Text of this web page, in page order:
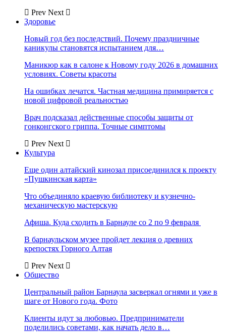
Prev Next
Здоровье
Новый год без последствий. Почему праздничные
каникулы становятся испытанием для…
Маникюр как в салоне к Новому году 2026 в домашних
условиях. Советы красоты
На ошибках лечатся. Частная медицина примиряется с
новой цифровой реальностью
Врач подсказал действенные способы защиты от
гонконгского гриппа. Точные симптомы
Prev Next
Культура
Еще один алтайский кинозал присоединился к проекту
«Пушкинская карта»
Что объединяло краевую библиотеку и кузнечно-
механическую мастерскую
Афиша. Куда сходить в Барнауле со 2 по 9 февраля
В барнаульском музее пройдет лекция о древних
крепостях Горного Алтая
Prev Next
Общество
Центральный район Барнаула засверкал огнями и уже в
шаге от Нового года. Фото
Клиенты идут за любовью. Предприниматели
поделились советами, как начать дело в…